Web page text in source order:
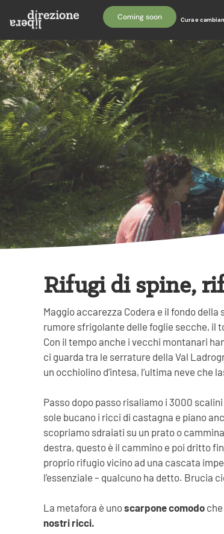
Coming soon Cura e
Rifugi di spine,
Maggio accarezza Codera e il fondo
rumore sfrigolante delle foglie secche, il
Con il tempo anche i vecchi montanari
ci guarda tra le serrature della Val
un occhiolino d’intesa, l’ultima neve che
Passo dopo passo risaliamo i 3000
sole bucano i ricci di castagna e piano
scopriamo sdraiati su un prato o
destra, questo è il cammino e poi dritto
proprio rifugio vicino ad una cascata
l’essenziale – qualcuno ha detto. Brucia
La metafora è unoscarpone comodo
nostri ricci.